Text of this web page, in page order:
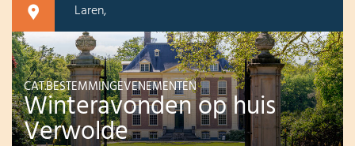
Laren,
CAT.BESTEMMINGEVENEMENTEN
Winteravonden op huis
Verwolde